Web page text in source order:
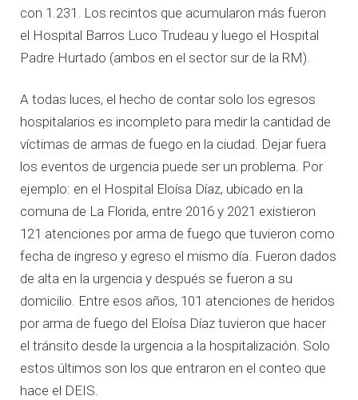
con 1.231. Los recintos que acumularon más fueron
el Hospital Barros Luco Trudeau y luego el Hospital
Padre Hurtado (ambos en el sector sur de la RM).
A todas luces, el hecho de contar solo los egresos
hospitalarios es incompleto para medir la cantidad de
víctimas de armas de fuego en la ciudad. Dejar fuera
los eventos de urgencia puede ser un problema. Por
ejemplo: en el Hospital Eloísa Díaz, ubicado en la
comuna de La Florida, entre 2016 y 2021 existieron
121 atenciones por arma de fuego que tuvieron como
fecha de ingreso y egreso el mismo día. Fueron dados
de alta en la urgencia y después se fueron a su
domicilio. Entre esos años, 101 atenciones de heridos
por arma de fuego del Eloísa Díaz tuvieron que hacer
el tránsito desde la urgencia a la hospitalización. Solo
estos últimos son los que entraron en el conteo que
hace el DEIS.